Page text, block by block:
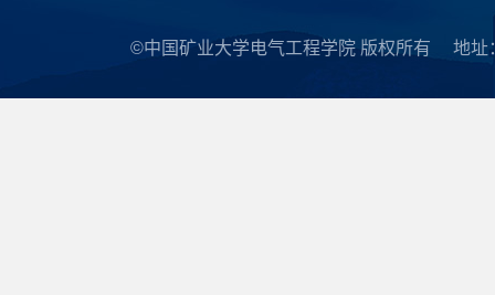
©中国矿业大学电气工程学院 版权所有 地址